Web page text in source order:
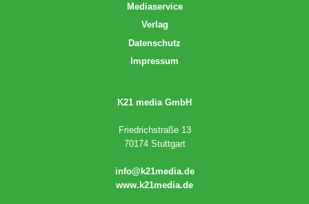
Mediaservice
Verlag
Datenschutz
Impressum
K21 media GmbH
Friedrichstraße 13
70174 Stuttgart
info@k21media.de
www.k21media.de